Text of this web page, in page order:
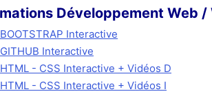
Développement Web /
Interactive
Interactive
- CSS Interactive + Vidéos D
- CSS Interactive + Vidéos I